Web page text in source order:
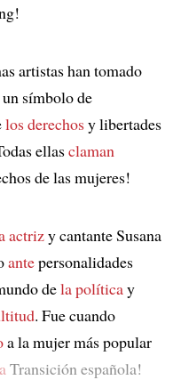
artistas han tomado
símbolo de
los derechosy libertades
ellasclaman
de las mujeres!
actrizy cantante Susana
antepersonalidades
dela políticay
. Fue cuando
a la mujer más popular
Transición española!